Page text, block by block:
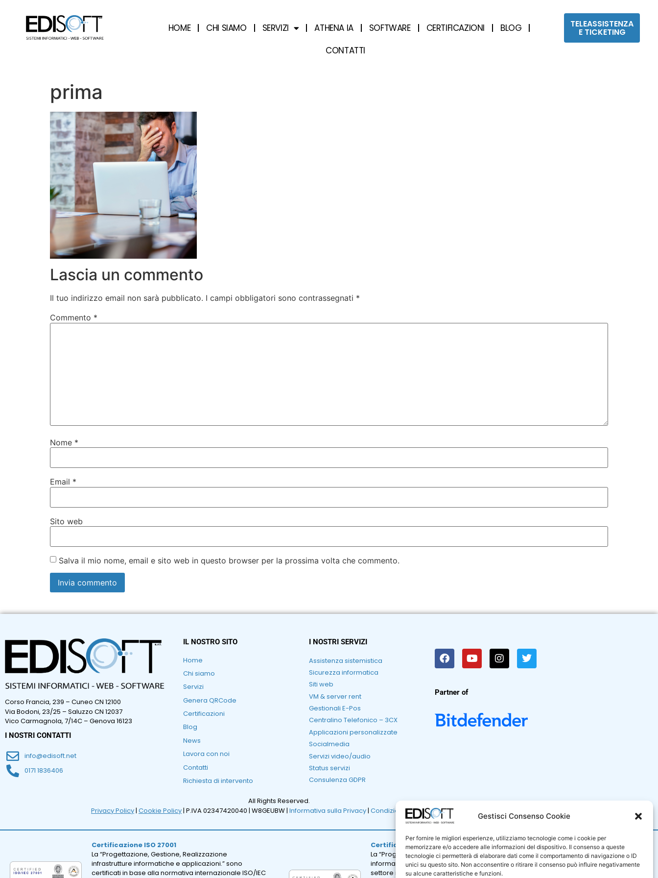
Gestisci Consenso Cookie
Per fornire le migliori esperienze, utilizziamo tecnologie come i cookie per
memorizzare e/o accedere alle informazioni del dispositivo. Il consenso a queste
tecnologie ci permetterà di elaborare dati come il comportamento di navigazione o ID
unici su questo sito. Non acconsentire o ritirare il consenso può influire negativamente
su alcune caratteristiche e funzioni.
HOME CHI SIAMO SERVIZI ATHENA IA SOFTWARE CERTIFICAZIONI
BLOG
CONTATTI
TELEASSISTENZA
E TICKETING
prima
Lascia un commento
Il tuo indirizzo email non sarà pubblicato. I campi obbligatori sono contrassegnati *
Commento *
Nome *
Email *
Sito web
Salva il mio nome, email e sito web in questo browser per la prossima volta che commento.
Corso Francia, 239 – Cuneo CN 12100
Via Bodoni, 23/25 – Saluzzo CN 12037
Vico Carmagnola, 7/14C – Genova 16123
I NOSTRI CONTATTI
info@edisoft.net
0171 1836406
IL NOSTRO SITO
Home
Chi siamo
Servizi
Genera QRCode
Certificazioni
Blog
News
Lavora con noi
Contatti
Richiesta di intervento
I NOSTRI SERVIZI
Assistenza sistemistica
Sicurezza informatica
Siti web
VM & server rent
Gestionali E-Pos
Centralino Telefonico – 3CX
Applicazioni personalizzate
Socialmedia
Servizi video/audio
Status servizi
Consulenza GDPR
Partner of
All Rights Reserved.
Privacy Policy| Cookie Policy| P.IVA 02347420040 | W8GEUBW | Informativa sulla Privacy| Condizioni Generali di Vendita
Certificazione ISO 27001
La “Progettazione, Gestione, Realizzazione
infrastrutture informatiche e applicazioni.” sono
certificati in base alla normativa internazionale ISO/IEC
Certificazione ISO 9001
La “Progettazione e sviluppo di sistemi e prodotti
informatici; erogazione di servizi professionali nel
settore informatico.” sono certificati in base alla